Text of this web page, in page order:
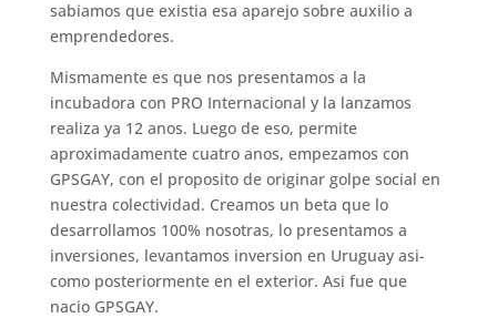
sabiamos que existia esa aparejo sobre auxilio a
emprendedores.
Mismamente es que nos presentamos a la
incubadora con PRO Internacional y la lanzamos
realiza ya 12 anos. Luego de eso, permite
aproximadamente cuatro anos, empezamos con
GPSGAY, con el proposito de originar golpe social en
nuestra colectividad. Creamos un beta que lo
desarrollamos 100% nosotras, lo presentamos a
inversiones, levantamos inversion en Uruguay asi­
como posteriormente en el exterior. Asi fue que
nacio GPSGAY.